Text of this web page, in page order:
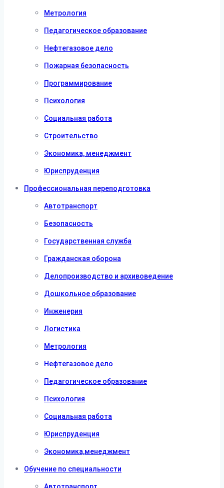
Метрология
Педагогическое образование
Нефтегазовое дело
Пожарная безопасность
Программирование
Психология
Социальная работа
Строительство
Экономика, менеджмент
Юриспруденция
Профессиональная переподготовка
Автотранспорт
Безопасность
Государственная служба
Гражданская оборона
Делопроизводство и архивоведение
Дошкольное образование
Инженерия
Логистика
Метрология
Нефтегазовое дело
Педагогическое образование
Психология
Социальная работа
Юриспруденция
Экономика,менеджмент
Обучение по специальности